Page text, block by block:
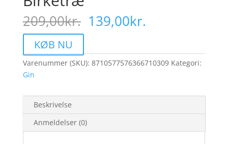
209,00kr. Den
oprindelige
var:
209,00kr..
139,00kr.
er:
139,00kr..
KØB NU
Varenummer (SKU): 8710577576366710309 Kategori:
Gin
Beskrivelse
Anmeldelser (0)